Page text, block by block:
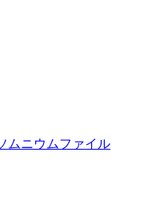
ムニウムファイル